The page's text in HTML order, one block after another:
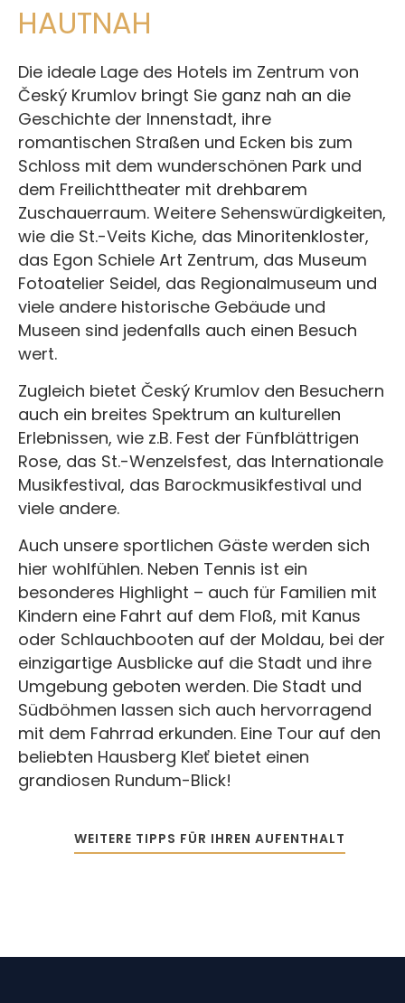
HAUTNAH
Die ideale Lage des Hotels im Zentrum von
Český Krumlov bringt Sie ganz nah an die
Geschichte der Innenstadt, ihre
romantischen Straßen und Ecken bis zum
Schloss mit dem wunderschönen Park und
dem Freilichttheater mit drehbarem
Zuschauerraum. Weitere Sehenswürdigkeiten,
wie die St.-Veits Kiche, das Minoritenkloster,
das Egon Schiele Art Zentrum, das Museum
Fotoatelier Seidel, das Regionalmuseum und
viele andere historische Gebäude und
Museen sind jedenfalls auch einen Besuch
wert.
Zugleich bietet Český Krumlov den Besuchern
auch ein breites Spektrum an kulturellen
Erlebnissen, wie z.B. Fest der Fünfblättrigen
Rose, das St.-Wenzelsfest, das Internationale
Musikfestival, das Barockmusikfestival und
viele andere.
Auch unsere sportlichen Gäste werden sich
hier wohlfühlen. Neben Tennis ist ein
besonderes Highlight – auch für Familien mit
Kindern eine Fahrt auf dem Floß, mit Kanus
oder Schlauchbooten auf der Moldau, bei der
einzigartige Ausblicke auf die Stadt und ihre
Umgebung geboten werden. Die Stadt und
Südböhmen lassen sich auch hervorragend
mit dem Fahrrad erkunden. Eine Tour auf den
beliebten Hausberg Kleť bietet einen
grandiosen Rundum-Blick!
WEITERE TIPPS FÜR IHREN AUFENTHALT